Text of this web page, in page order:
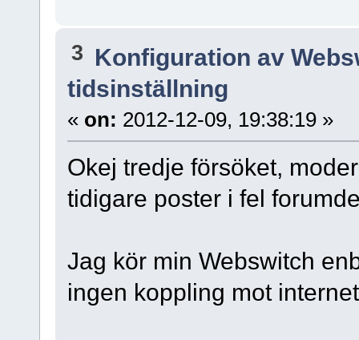
3 Konfiguration av
tidsinställning
« on: 2012-12-09, 19:38:19 »
Okej tredje försöket,
tidigare poster i fel
Jag kör min Webswitch
ingen koppling mot internet